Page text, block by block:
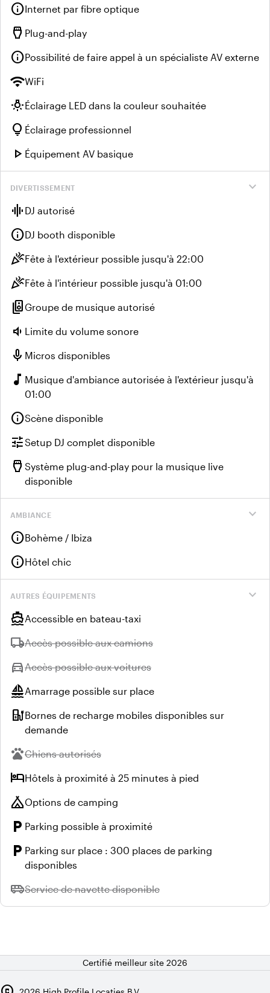
infoInternet par fibre optique
settings_input_hdmi Plug-and-play
infoPossibilité de faire appel à un spécialiste AV externe
wifiWiFi
wb_incandescentÉclairage LED dans la couleur souhaitée
lightbulb Éclairage professionnel
play_arrow Équipement AV basique
expand_more
DIVERTISSEMENT
graphic_eq DJ autorisé
infoDJ booth disponible
celebrationFête à l'extérieur possible jusqu'à 22:00
celebrationFête à l'intérieur possible jusqu'à 01:00
speaker_groupGroupe de musique autorisé
volume_down Limite du volume sonore
mic Micros disponibles
music_note Musique d'ambiance autorisée à l'extérieur jusqu'à
01:00
infoScène disponible
tuneSetup DJ complet disponible
settings_input_hdmi Système plug-and-play pour la musique live
disponible
expand_more
AMBIANCE
infoBohème / Ibiza
infoHôtel chic
expand_more
AUTRES ÉQUIPEMENTS
directions_boatAccessible en bateau-taxi
local_shippingIndisponible :
Accès possible aux camions
directions_carIndisponible :
Accès possible aux voitures
sailingAmarrage possible sur place
ev_stationBornes de recharge mobiles disponibles sur
demande
petsIndisponible :
Chiens autorisés
hotelHôtels à proximité à 25 minutes à pied
campingOptions de camping
local_parking Parking possible à proximité
local_parking Parking sur place : 300 places de parking
disponibles
airport_shuttleIndisponible :
Service de navette disponible
Certifié meilleur site 2026